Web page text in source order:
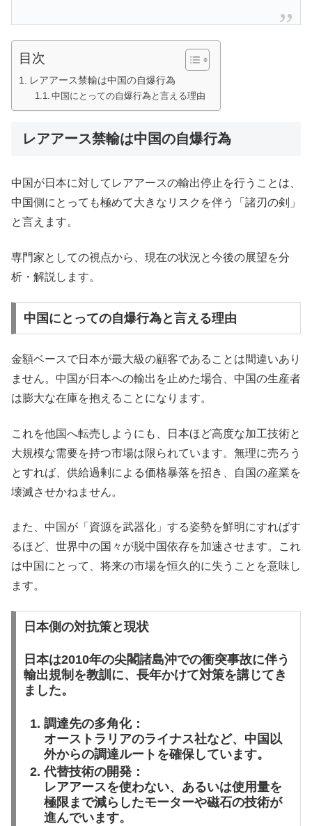
目次
レアアース禁輸は中国の自爆行為
中国にとっての自爆行為と言える理由
レアアース禁輸は中国の自爆行為
中国が日本に対してレアアースの輸出停止を行うことは、
中国側にとっても極めて大きなリスクを伴う「諸刃の剣」
と言えます。
専門家としての視点から、現在の状況と今後の展望を分
析・解説します。
中国にとっての自爆行為と言える理由
金額ベースで日本が最大級の顧客であることは間違いあり
ません。中国が日本への輸出を止めた場合、中国の生産者
は膨大な在庫を抱えることになります。
これを他国へ転売しようにも、日本ほど高度な加工技術と
大規模な需要を持つ市場は限られています。無理に売ろう
とすれば、供給過剰による価格暴落を招き、自国の産業を
壊滅させかねません。
また、中国が「資源を武器化」する姿勢を鮮明にすればす
るほど、世界中の国々が脱中国依存を加速させます。これ
は中国にとって、将来の市場を恒久的に失うことを意味し
ます。
日本側の対抗策と現状
日本は2010年の尖閣諸島沖での衝突事故に伴う
輸出規制を教訓に、長年かけて対策を講じてき
ました。
調達先の多角化：
オーストラリアのライナス社など、中国以
外からの調達ルートを確保しています。
代替技術の開発：
レアアースを使わない、あるいは使用量を
極限まで減らしたモーターや磁石の技術が
進んでいます。